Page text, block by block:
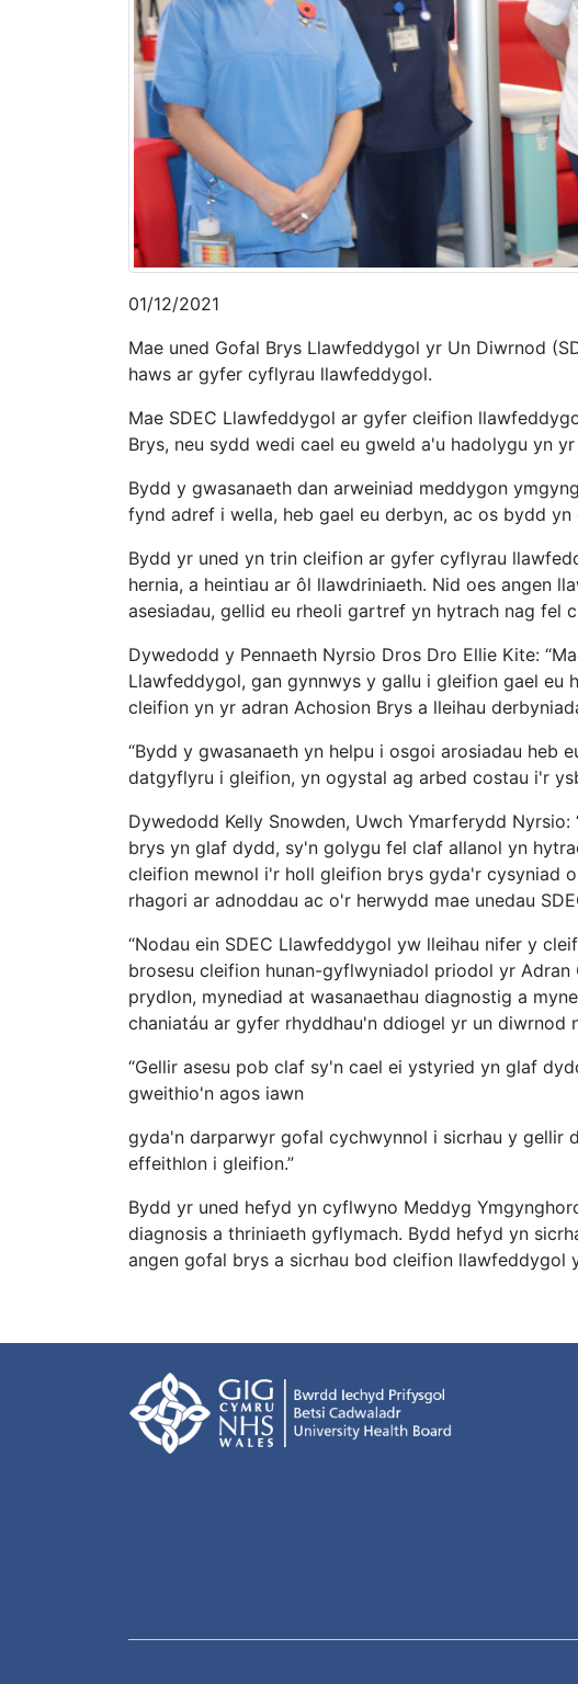
01/12/2021
Mae uned Gofal Brys Llawfeddygol yr Un Diwrnod
haws ar gyfer cyflyrau llawfeddygol.
Mae SDEC Llawfeddygol ar gyfer cleifion
Brys, neu sydd wedi cael eu gweld a'u hadolygu yn
Bydd y gwasanaeth dan arweiniad meddygon
fynd adref i wella, heb gael eu derbyn, ac os bydd
Bydd yr uned yn trin cleifion ar gyfer cyflyrau
hernia, a heintiau ar ôl llawdriniaeth. Nid oes angen
asesiadau, gellid eu rheoli gartref yn hytrach nag fel
Dywedodd y Pennaeth Nyrsio Dros Dro Ellie Kite:
Llawfeddygol, gan gynnwys y gallu i gleifion gael eu
cleifion yn yr adran Achosion Brys a lleihau
“Bydd y gwasanaeth yn helpu i osgoi arosiadau heb
datgyflyru i gleifion, yn ogystal ag arbed costau i'r
Dywedodd Kelly Snowden, Uwch Ymarferydd
brys yn glaf dydd, sy'n golygu fel claf allanol yn
cleifion mewnol i'r holl gleifion brys gyda'r cysyniad
rhagori ar adnoddau ac o'r herwydd mae unedau
“Nodau ein SDEC Llawfeddygol yw lleihau nifer y
brosesu cleifion hunan-gyflwyniadol priodol yr
prydlon, mynediad at wasanaethau diagnostig a
chaniatáu ar gyfer rhyddhau'n ddiogel yr un diwrnod
“Gellir asesu pob claf sy'n cael ei ystyried yn glaf
gweithio'n agos iawn
gyda'n darparwyr gofal cychwynnol i sicrhau y gellir
effeithlon i gleifion.”
Bydd yr uned hefyd yn cyflwyno Meddyg
diagnosis a thriniaeth gyflymach. Bydd hefyd yn
angen gofal brys a sicrhau bod cleifion llawfeddygol